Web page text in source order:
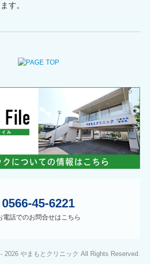
す。
0566-45-6221
電話でのお問合せはこちら
2026 やまもとクリニック All Rights Reserved.